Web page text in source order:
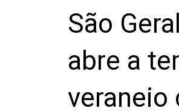
São
abre a
veraneio